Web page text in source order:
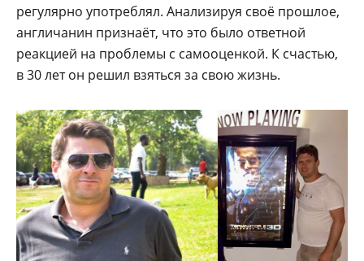
регулярно употреблял. Анализируя своё прошлое,
англичанин признаёт, что это было ответной
реакцией на проблемы с самооценкой. К счастью,
в 30 лет он решил взяться за свою жизнь.